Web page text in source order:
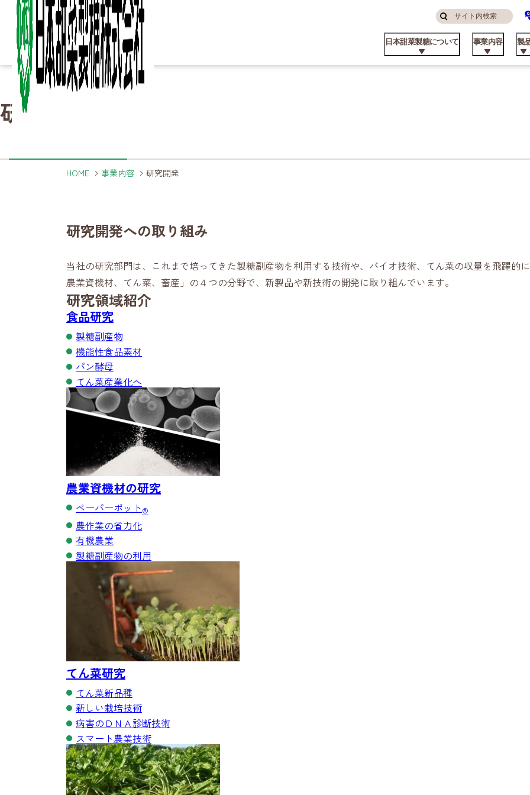
サ
イ
ト
内
検
索
す
日本甜菜製糖について
日本甜菜製糖について
事業内容
事業内容
製
製品
Column
Column
Ir
Ir
Sustainability
Sustainability
企業情報
研究開発
HOME 事業内容 研究開発
研究開発への取り組み
当社の研究部門は、これまで培ってきた製糖副産物を利用する技術や、バイオ技術、てん菜の収量を飛躍的
農業資機材、てん菜、畜産」の４つの分野で、新製品や新技術の開発に取り組んでいます。
研究領域紹介
食品研究
製糖副産物
機能性食品素材
パン酵母
てん菜産業化へ
農業資機材の研究
ペーパーポット®
農作業の省力化
有機農業
製糖副産物の利用
てん菜研究
てん菜新品種
新しい栽培技術
病害のＤＮＡ診断技術
スマート農業技術